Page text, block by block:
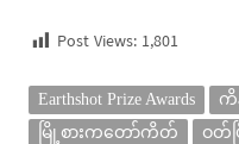
Post Views: 1,801
Earthshot Prize Awards
ကိ
မြို့စားကတော်ကိတ်
ဝတ်ပ